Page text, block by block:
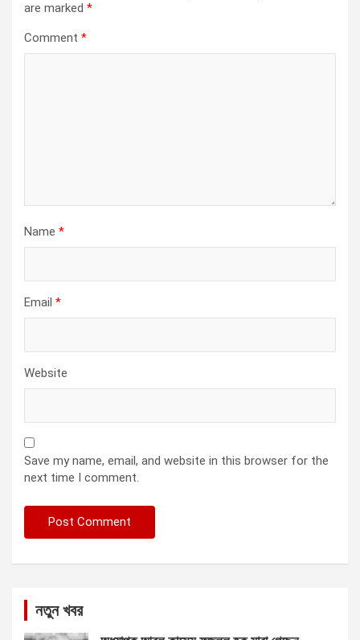
are marked *
Comment *
Name *
Email *
Website
Save my name, email, and website in this browser for the
next time I comment.
নতুন খবর